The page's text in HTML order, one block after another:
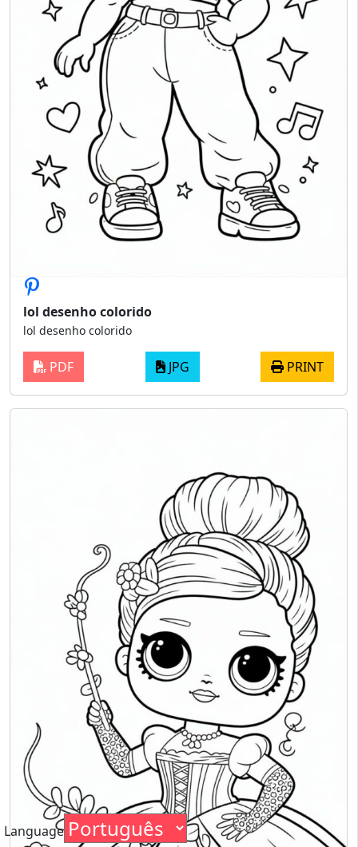
lol desenho colorido
lol desenho colorido
PDF JPG PRINT
Language